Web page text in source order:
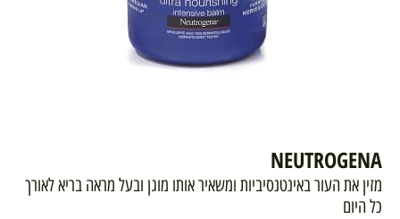
NEUTROGENA
מזין את העור באינטנסיביות ומשאיר אותו מוגן ובעל מראה בריא לאורך
כל היום